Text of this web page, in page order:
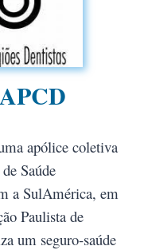
apólice coletiva
Saúde
a SulAmérica, em
Paulista de
um seguro-saúde